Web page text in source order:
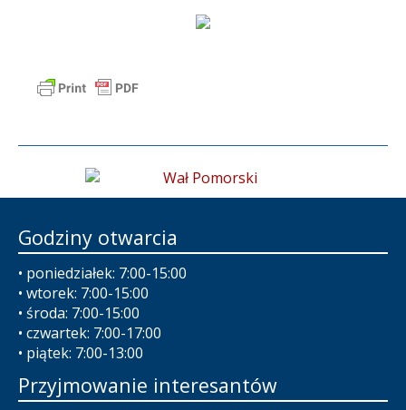
Godziny otwarcia
• poniedziałek: 7:00-15:00
• wtorek: 7:00-15:00
• środa: 7:00-15:00
• czwartek: 7:00-17:00
• piątek: 7:00-13:00
Przyjmowanie interesantów